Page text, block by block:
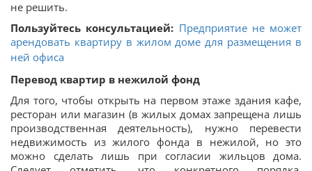
не решить.
Пользуйтесь консультацией: Предприятие не может
арендовать квартиру в жилом доме для размещения в
ней офиса
Перевод квартир в нежилой фонд
Для того, чтобы открыть на первом этаже здания кафе,
ресторан или магазин (в жилых домах запрещена лишь
производственная деятельность), нужно перевести
недвижимость из жилого фонда в нежилой, но это
можно сделать лишь при согласии жильцов дома.